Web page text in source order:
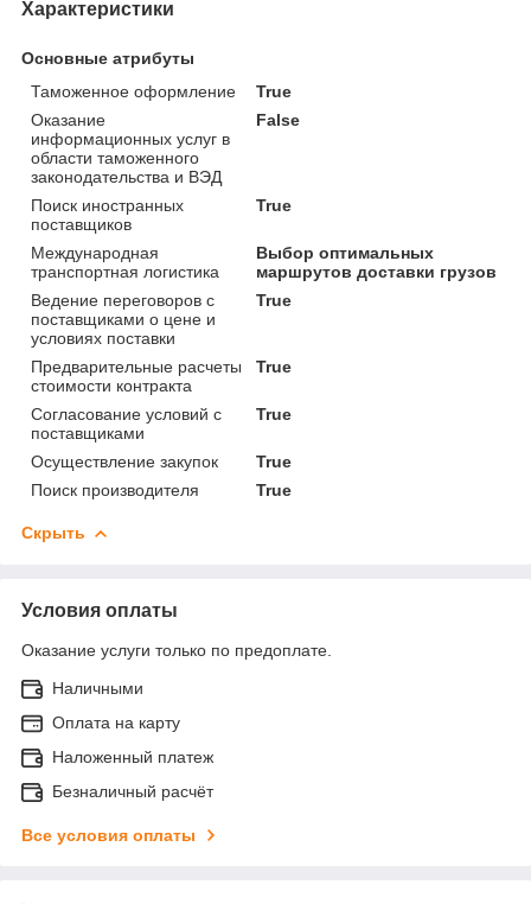
Характеристики
Основные атрибуты
Таможенное оформление
True
Оказание
информационных услуг в
области таможенного
законодательства и ВЭД
False
Поиск иностранных
поставщиков
True
Международная
транспортная логистика
Выбор оптимальных
маршрутов доставки грузов
Ведение переговоров с
поставщиками о цене и
условиях поставки
True
Предварительные расчеты
стоимости контракта
True
Согласование условий с
поставщиками
True
Осуществление закупок
True
Поиск производителя
True
Скрыть
Условия оплаты
Оказание услуги только по предоплате.
Наличными
Оплата на карту
Наложенный платеж
Безналичный расчёт
Все условия оплаты